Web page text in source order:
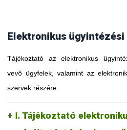
Elektronikus
Tájékoztató az elektronikus
vevő ügyfelek, valamint az
szervek részére.
I. Tájékoztató